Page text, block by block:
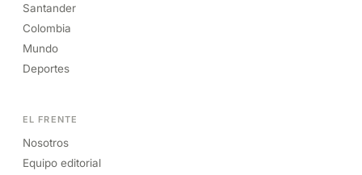
Santander
Colombia
Mundo
Deportes
EL FRENTE
Nosotros
Equipo editorial